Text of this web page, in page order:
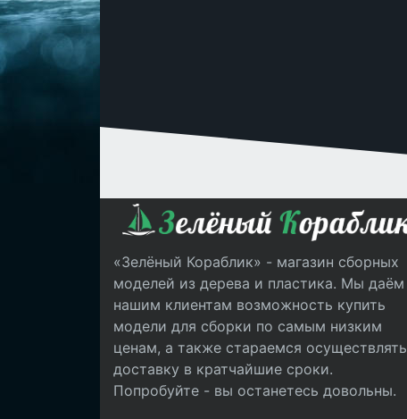
«Зелёный Кораблик» - магазин сборных
моделей из дерева и пластика. Мы даём
нашим клиентам возможность купить
модели для сборки по самым низким
ценам, а также стараемся осуществлять
доставку в кратчайшие сроки.
Попробуйте - вы останетесь довольны.